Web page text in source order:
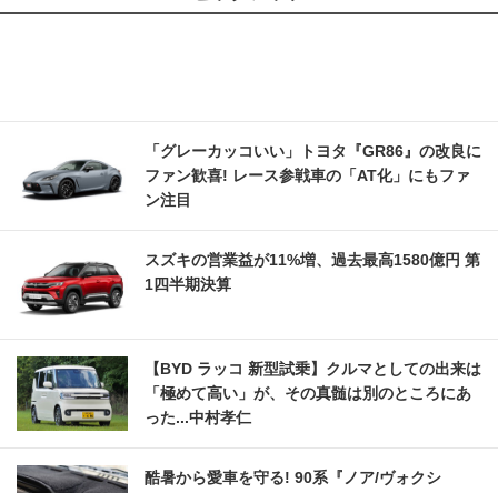
「グレーカッコいい」トヨタ『GR86』の改良に
ファン歓喜! レース参戦車の「AT化」にもファ
ン注目
スズキの営業益が11%増、過去最高1580億円 第
1四半期決算
【BYD ラッコ 新型試乗】クルマとしての出来は
「極めて高い」が、その真髄は別のところにあ
った...中村孝仁
酷暑から愛車を守る! 90系『ノア/ヴォクシ